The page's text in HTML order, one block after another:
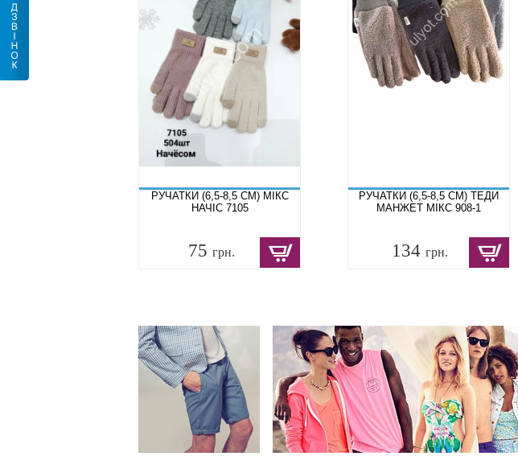
РУЧАТКИ (6,5-8,5 СМ) МІКС
НАЧІС 7105
75 грн.
РУЧАТКИ (6,5-8,5 СМ) ТЕДИ
МАНЖЕТ МІКС 908-1
134 грн.